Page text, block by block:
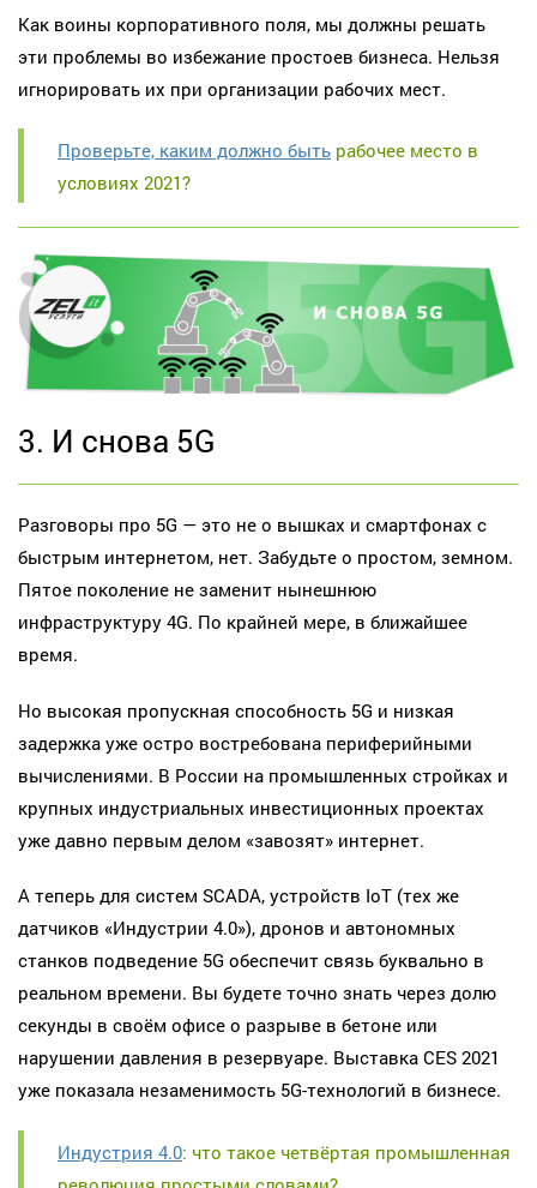
Как воины корпоративного поля, мы должны решать
эти проблемы во избежание простоев бизнеса. Нельзя
игнорировать их при организации рабочих мест.
Проверьте, каким должно быть рабочее место в
условиях 2021?
3. И снова 5G
Разговоры про 5G — это не о вышках и смартфонах с
быстрым интернетом, нет. Забудьте о простом, земном.
Пятое поколение не заменит нынешнюю
инфраструктуру 4G. По крайней мере, в ближайшее
время.
Но высокая пропускная способность 5G и низкая
задержка уже остро востребована периферийными
вычислениями. В России на промышленных стройках и
крупных индустриальных инвестиционных проектах
уже давно первым делом «завозят» интернет.
А теперь для систем SCADA, устройств IoT (тех же
датчиков «Индустрии 4.0»), дронов и автономных
станков подведение 5G обеспечит связь буквально в
реальном времени. Вы будете точно знать через долю
секунды в своём офисе о разрыве в бетоне или
нарушении давления в резервуаре. Выставка CES 2021
уже показала незаменимость 5G-технологий в бизнесе.
Индустрия 4.0: что такое четвёртая промышленная